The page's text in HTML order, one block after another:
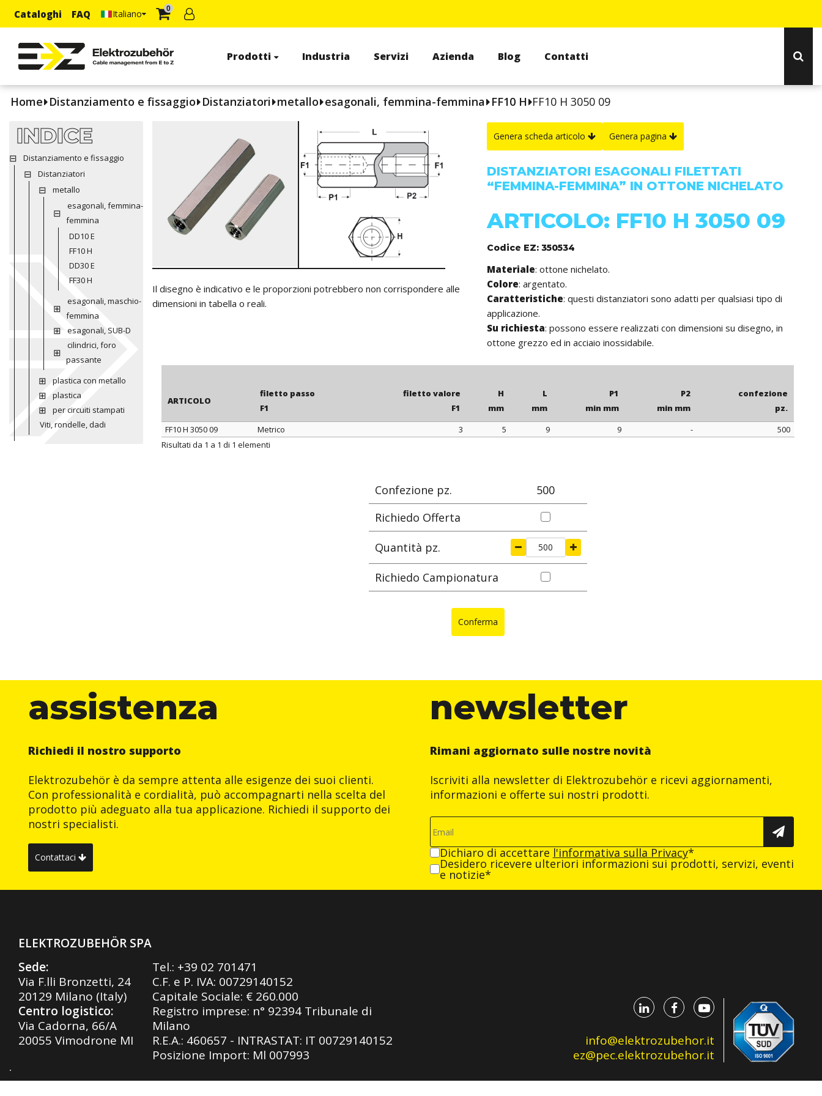
Cataloghi FAQ Italiano 0
Prodotti Industria Servizi Azienda Blog Contatti
Home Distanziamento e fissaggio Distanziatori metallo esagonali, femmina-femmina FF10 H FF10 H 3050 09
INDICE
Distanziamento e fissaggio
Distanziatori
metallo
esagonali, femmina-
femmina
DD10 E
FF10 H
DD30 E
FF30 H
esagonali, maschio-
femmina
esagonali, SUB-D
cilindrici, foro
passante
plastica con metallo
plastica
per circuiti stampati
Viti, rondelle, dadi
Il disegno è indicativo e le proporzioni potrebbero non corrispondere alle
dimensioni in tabella o reali.
Genera scheda articolo Genera pagina
DISTANZIATORI ESAGONALI FILETTATI
“FEMMINA-FEMMINA” IN OTTONE NICHELATO
ARTICOLO: FF10 H 3050 09
Codice EZ: 350534
Materiale: ottone nichelato.
Colore: argentato.
Caratteristiche: questi distanziatori sono adatti per qualsiasi tipo di
applicazione.
Su richiesta: possono essere realizzati con dimensioni su disegno, in
ottone grezzo ed in acciaio inossidabile.
ARTICOLO
filetto passo
F1
filetto valore
F1
H
mm
L
mm
P1
min mm
P2
min mm
confezione
pz.
ARTICOLO
filetto passo
FF10 H 3050 09 Metrico 3 5 9 9 -
500
Risultati da 1 a 1 di 1 elementi
Confezione pz.
500
Richiedo Offerta
Quantità pz.
Richiedo Campionatura
Conferma
assistenza
Richiedi il nostro supporto
Elektrozubehör è da sempre attenta alle esigenze dei suoi clienti.
Con professionalità e cordialità, può accompagnarti nella scelta del
prodotto più adeguato alla tua applicazione. Richiedi il supporto dei
nostri specialisti.
Contattaci
newsletter
Rimani aggiornato sulle nostre novità
Iscriviti alla newsletter di Elektrozubehör e ricevi aggiornamenti,
informazioni e offerte sui nostri prodotti.
Dichiaro di accettare l'informativa sulla Privacy*
Desidero ricevere ulteriori informazioni sui prodotti, servizi, eventi
e notizie*
ELEKTROZUBEHÖR SPA
Sede:
Via F.lli Bronzetti, 24
20129 Milano (Italy)
Centro logistico:
Via Cadorna, 66/A
20055 Vimodrone MI
info@elektrozubehor.it
ez@pec.elektrozubehor.it
Tel.: +39 02 701471
C.F. e P. IVA: 00729140152
Capitale Sociale: € 260.000
Registro imprese: n° 92394 Tribunale di
Milano
R.E.A.: 460657 - INTRASTAT: IT 00729140152
Posizione Import: Ml 007993